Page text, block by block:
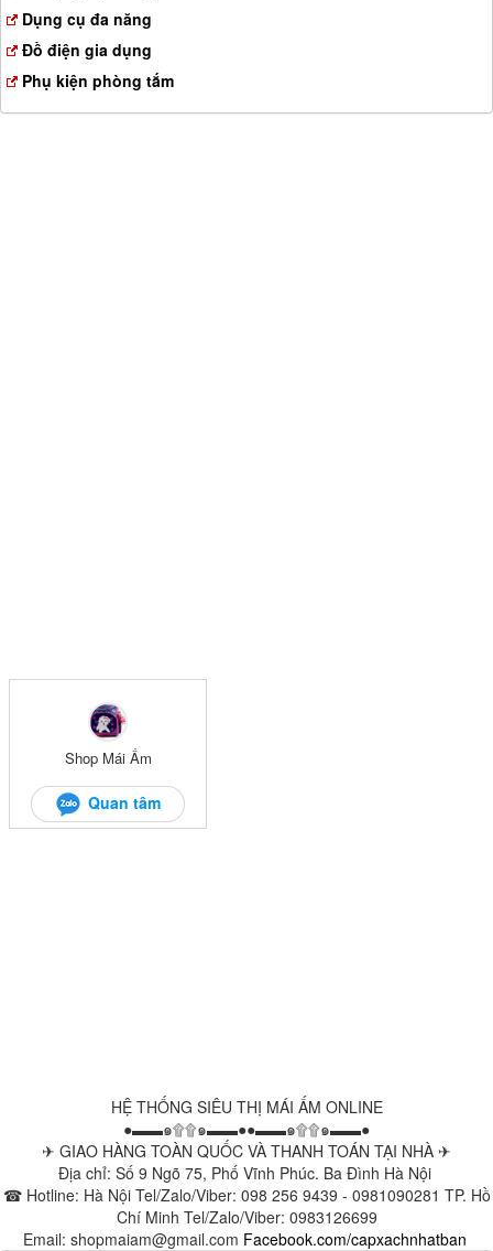
Dụng cụ đa năng
Đồ điện gia dụng
Phụ kiện phòng tắm
HỆ THỐNG SIÊU THỊ MÁI ẤM ONLINE
●▬▬๑۩۩๑▬▬●●▬▬๑۩۩๑▬▬●
✈ GIAO HÀNG TOÀN QUỐC VÀ THANH TOÁN TẠI NHÀ ✈
Địa chỉ: Số 9 Ngõ 75, Phố Vĩnh Phúc. Ba Đình Hà Nội
☎ Hotline: Hà Nội Tel/Zalo/Viber: 098 256 9439 - 0981090281 TP. Hồ
Chí Minh Tel/Zalo/Viber: 0983126699
Email: shopmaiam@gmail.com Facebook.com/capxachnhatban